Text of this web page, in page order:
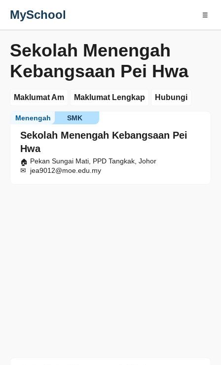
MySchool ☰
Sekolah Menengah
Kebangsaan Pei Hwa
Maklumat Am Maklumat Lengkap Hubungi
Sekolah Menengah Kebangsaan Pei
Hwa
SMK
Menengah
Pekan Sungai Mati, PPD Tangkak, Johor
jea9012@moe.edu.my